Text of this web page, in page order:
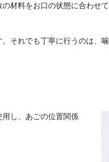
材料をお口の状態に合わせ
それでも丁寧に行うのは、
し、あごの位置関係